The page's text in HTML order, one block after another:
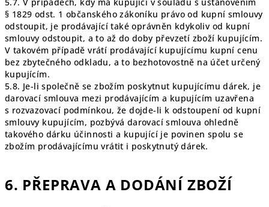
§ 1829 odst. 1 občanského zákoníku právo od kupní smlouvy
odstoupit, je prodávající také oprávněn kdykoliv od kupní
smlouvy odstoupit, a to až do doby převzetí zboží kupujícím.
V takovém případě vrátí prodávající kupujícímu kupní cenu
bez zbytečného odkladu, a to bezhotovostně na účet určený
kupujícím.
5.8. Je-li společně se zbožím poskytnut kupujícímu dárek, je
darovací smlouva mezi prodávajícím a kupujícím uzavřena
s rozvazovací podmínkou, že dojde-li k odstoupení od kupní
smlouvy kupujícím, pozbývá darovací smlouva ohledně
takového dárku účinnosti a kupující je povinen spolu se
zbožím prodávajícímu vrátit i poskytnutý dárek.
6. PŘEPRAVA A DODÁNÍ ZBOŽÍ